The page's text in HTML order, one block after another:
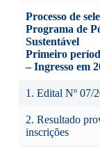
Processo de
Programa de
Sustentável
Primeiro
– Ingresso em
1. Edital Nº 07/
2. Resultado
inscrições